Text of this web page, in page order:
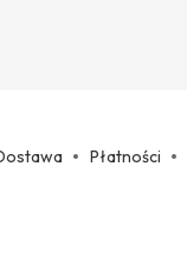
Płatności